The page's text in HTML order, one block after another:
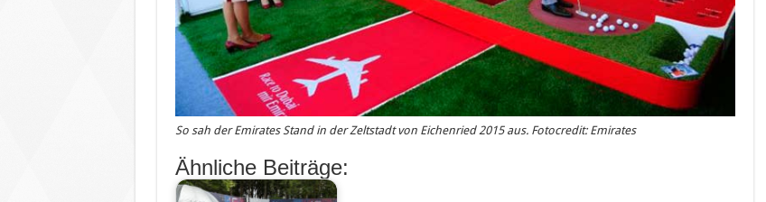
So sah der Emirates Stand in der Zeltstadt von Eichenried 2015 aus. Fotocredit: Emirates
Ähnliche Beiträge: